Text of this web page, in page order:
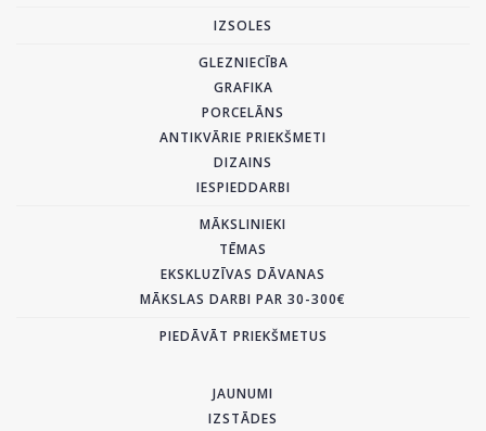
IZSOLES
GLEZNIECĪBA
GRAFIKA
PORCELĀNS
ANTIKVĀRIE PRIEKŠMETI
DIZAINS
IESPIEDDARBI
MĀKSLINIEKI
TĒMAS
EKSKLUZĪVAS DĀVANAS
MĀKSLAS DARBI PAR 30-300€
PIEDĀVĀT PRIEKŠMETUS
JAUNUMI
IZSTĀDES